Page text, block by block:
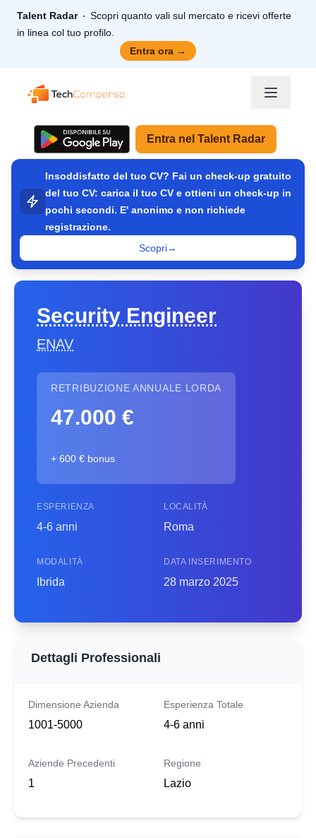
Talent Radar
Scopri quanto vali sul mercato e ricevi offerte
in linea col tuo profilo.
Entra ora →
TechCompenso
Entra nel Talent Radar
Insoddisfatto del tuo CV? Fai un check-up gratuito
del tuo CV: carica il tuo CV e ottieni un check-up in
pochi secondi. E' anonimo e non richiede
registrazione.
Scopri→
Security Engineer
ENAV
RETRIBUZIONE ANNUALE LORDA
47.000 €
+ 600 € bonus
ESPERIENZA
4-6 anni
LOCALITÀ
Roma
MODALITÀ
Ibrida
DATA INSERIMENTO
28 marzo 2025
Dettagli Professionali
Dimensione Azienda
1001-5000
Esperienza Totale
4-6 anni
Aziende Precedenti
1
Regione
Lazio